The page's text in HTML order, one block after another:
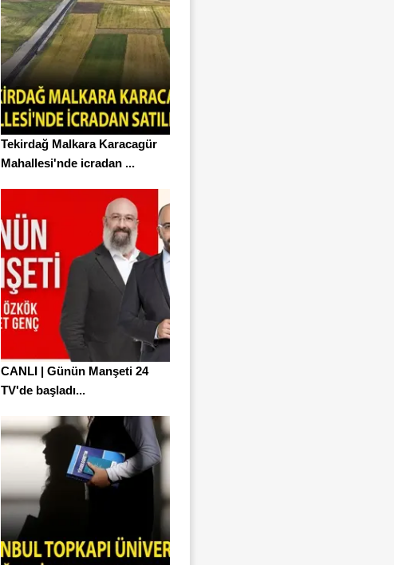
Tekirdağ Malkara Karacagür
Mahallesi'nde icradan ...
CANLI | Günün Manşeti 24
TV'de başladı...